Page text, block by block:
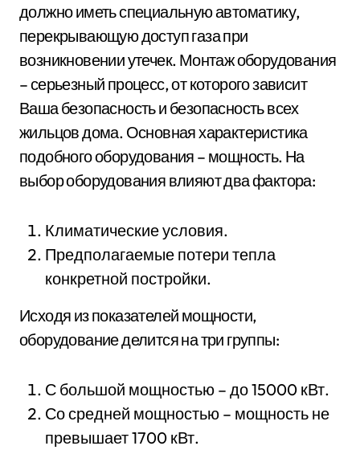
должно иметь специальную автоматику,
перекрывающую доступ газа при
возникновении утечек. Монтаж оборудования
– серьезный процесс, от которого зависит
Ваша безопасность и безопасность всех
жильцов дома. Основная характеристика
подобного оборудования – мощность. На
выбор оборудования влияют два фактора:
Климатические условия.
Предполагаемые потери тепла
конкретной постройки.
Исходя из показателей мощности,
оборудование делится на три группы:
С большой мощностью – до 15000 кВт.
Со средней мощностью – мощность не
превышает 1700 кВт.